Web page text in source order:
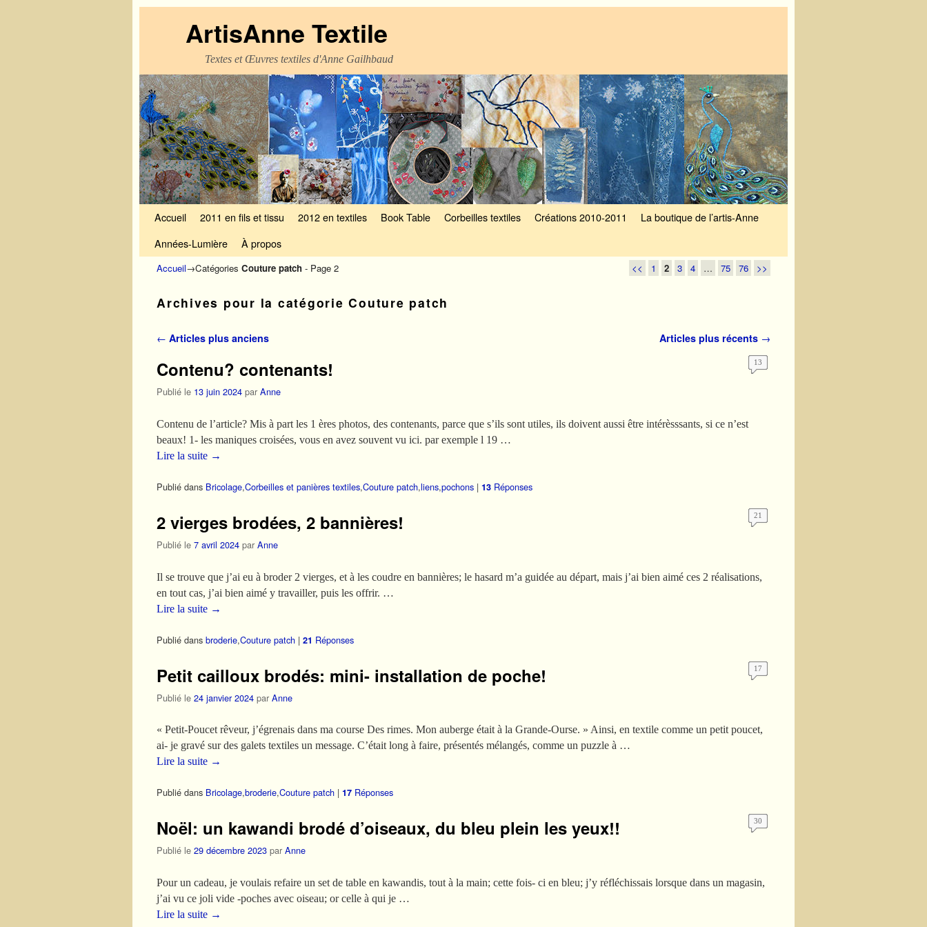
ArtisAnne Textile
Textes et Œuvres textiles d'Anne Gailhbaud
Accueil 2011 en fils et tissu 2012 en textiles Book Table Corbeilles textiles Créations 2010-2011
La boutique de l’artis-Anne
Années-Lumière
À propos
Accueil→Catégories Couture patch - Page 2 << 1 2 3 4 … 75 76 >>
Archives pour la catégorieCouture patch
Navigation des articles
← Articles plus anciens Articles plus récents →
Contenu? contenants!
Publié le 13 juin 2024 par Anne
13
Contenu de l’article? Mis à part les 1 ères photos, des contenants, parce que s’ils sont utiles, ils doivent aussi être intérèsssants, si ce n’est
beaux! 1- les maniques croisées, vous en avez souvent vu ici. par exemple l 19 …
Lire la suite →
Publié dans Bricolage,Corbeilles et panières textiles,Couture patch,liens,pochons | 13 Réponses
2 vierges brodées, 2 bannières!
Publié le 7 avril 2024 par Anne
21
Il se trouve que j’ai eu à broder 2 vierges, et à les coudre en bannières; le hasard m’a guidée au départ, mais j’ai bien aimé ces 2 réalisations,
en tout cas, j’ai bien aimé y travailler, puis les offrir. …
Lire la suite →
Publié dans broderie,Couture patch | 21 Réponses
Petit cailloux brodés: mini- installation de poche!
Publié le 24 janvier 2024 par Anne
17
« Petit-Poucet rêveur, j’égrenais dans ma course Des rimes. Mon auberge était à la Grande-Ourse. » Ainsi, en textile comme un petit poucet,
ai- je gravé sur des galets textiles un message. C’était long à faire, présentés mélangés, comme un puzzle à …
Lire la suite →
Publié dans Bricolage,broderie,Couture patch | 17 Réponses
Noël: un kawandi brodé d’oiseaux, du bleu plein les yeux!!
Publié le 29 décembre 2023 par Anne
30
Pour un cadeau, je voulais refaire un set de table en kawandis, tout à la main; cette fois- ci en bleu; j’y réfléchissais lorsque dans un magasin,
j’ai vu ce joli vide -poches avec oiseau; or celle à qui je …
Lire la suite →